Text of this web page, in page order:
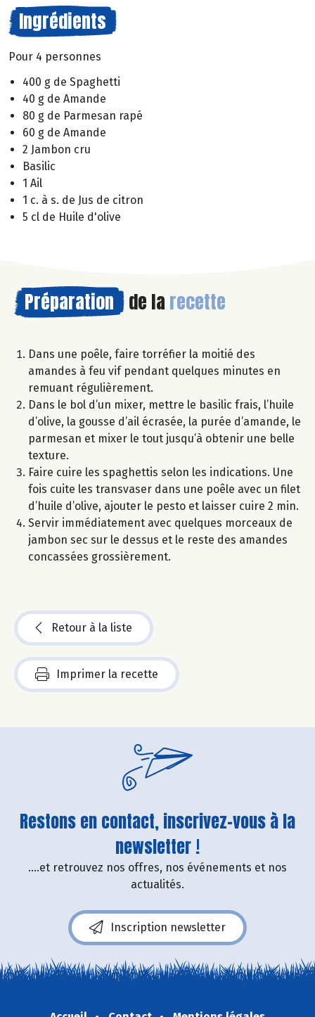
Ingrédients
Pour 4 personnes
400 g de Spaghetti
40 g de Amande
80 g de Parmesan rapé
60 g de Amande
2 Jambon cru
Basilic
1 Ail
1 c. à s. de Jus de citron
5 cl de Huile d'olive
Préparation de la recette
Dans une poêle, faire torréfier la moitié des
amandes à feu vif pendant quelques minutes en
remuant régulièrement.
Dans le bol d’un mixer, mettre le basilic frais, l’huile
d’olive, la gousse d’ail écrasée, la purée d’amande, le
parmesan et mixer le tout jusqu’à obtenir une belle
texture.
Faire cuire les spaghettis selon les indications. Une
fois cuite les transvaser dans une poêle avec un filet
d’huile d’olive, ajouter le pesto et laisser cuire 2 min.
Servir immédiatement avec quelques morceaux de
jambon sec sur le dessus et le reste des amandes
concassées grossièrement.
Retour à la liste
Imprimer la recette
Restons en contact, inscrivez-vous à la
newsletter !
....et retrouvez nos offres, nos événements et nos
actualités.
Inscription newsletter